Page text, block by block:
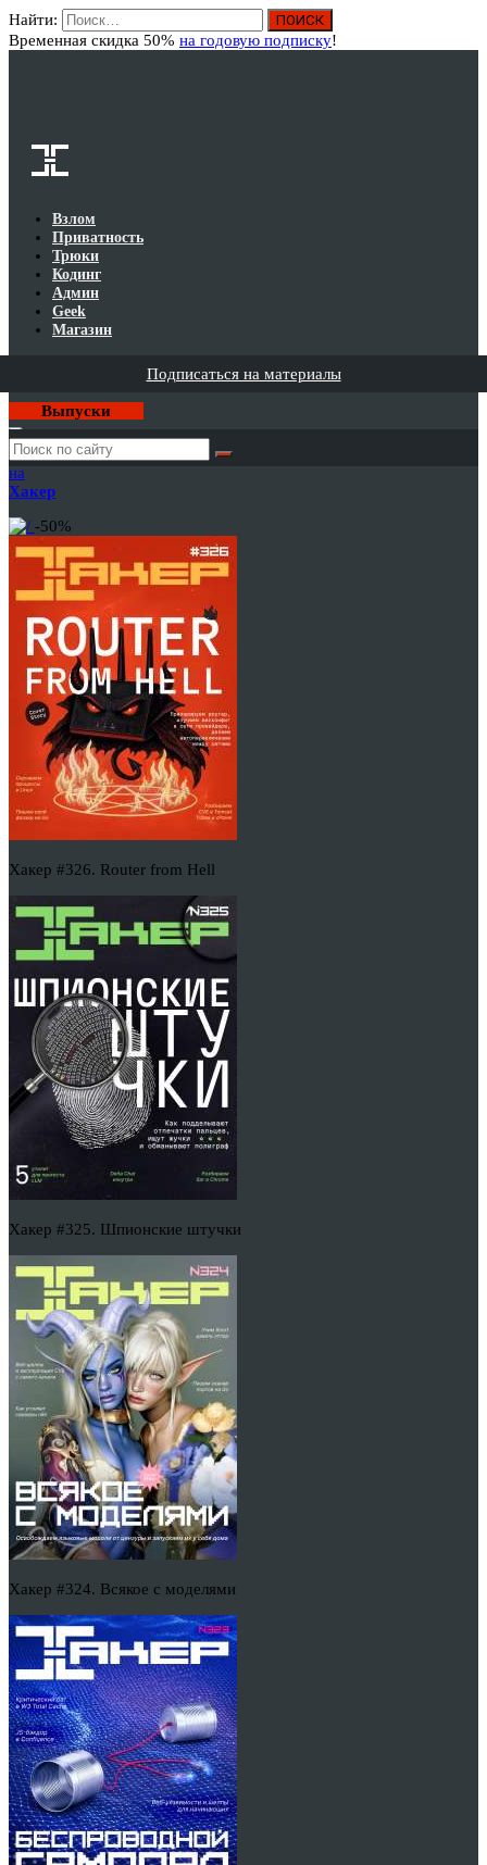
Найти:
Временная скидка 50% на годовую подписку!
Взлом
Приватность
Трюки
Кодинг
Админ
Geek
Магазин
Подписаться на материалы
Выпуски
Годовая
подписка
на
Хакер
-50%
Хакер #326. Router from Hell
Хакер #325. Шпионские штучки
Хакер #324. Всякое с моделями